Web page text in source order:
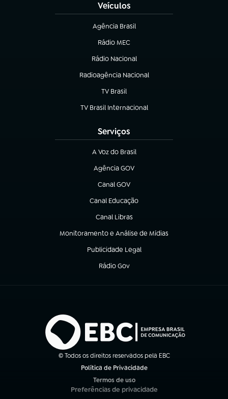
Veículos
Agência Brasil
(abre em nova aba)
Rádio MEC
(abre em nova aba)
Rádio Nacional
Radioagência Nacional
(abre em nova aba)
TV Brasil
(abre em nova aba)
TV Brasil Internacional
(abre em nova aba)
Serviços
A Voz do Brasil
(abre em nova aba)
Agência GOV
(abre em nova aba)
Canal GOV
(abre em nova aba)
Canal Educação
(abre em nova aba)
Canal Libras
(abre em nova aba)
Monitoramento e Análise de Mídias
(abre em nova aba)
Publicidade Legal
(abre em nova aba)
Rádio Gov
(abre em nova aba)
© Todos os direitos reservados pela EBC
Política de Privacidade
Termos de uso
(abre em nova aba)
Preferências de privacidade